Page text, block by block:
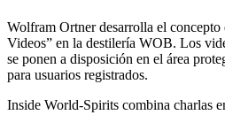
Wolfram Ortner desarrolla el
Videos” en la destilería WOB. Los
se ponen a disposición en el área
para usuarios registrados.
Inside World-Spirits combina charlas